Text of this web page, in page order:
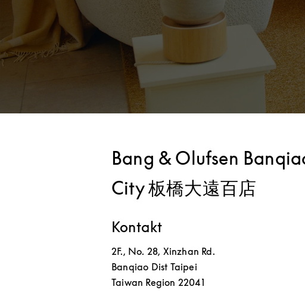
Bang & Olufsen
City 板橋大遠百店
Kontakt
2F., No. 28, Xinzhan Rd.
Banqiao Dist Taipei
Taiwan Region 22041